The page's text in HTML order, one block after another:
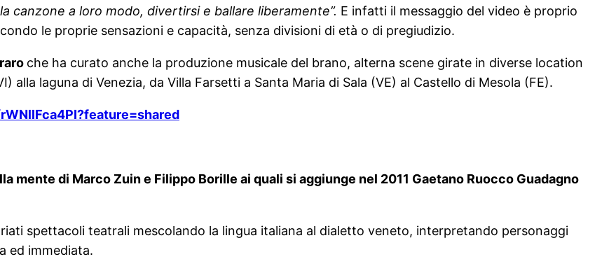
a loro modo, divertirsi e ballare liberamente”. E infatti il messaggio del video è proprio
le proprie sensazioni e capacità, senza divisioni di età o di pregiudizio.
che ha curato anche la produzione musicale del brano, alterna scene girate in diverse location
alla laguna di Venezia, da Villa Farsetti a Santa Maria di Sala (VE) al Castello di Mesola (FE).
mente di Marco Zuin e Filippo Borille ai quali si aggiunge nel 2011 Gaetano Ruocco Guadagno
spettacoli teatrali mescolando la lingua italiana al dialetto veneto, interpretando personaggi
ed immediata.